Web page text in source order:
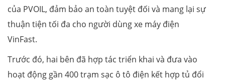
của PVOIL, đảm bảo an toàn tuyệt đối và mang lại sự
thuận tiện tối đa cho người dùng xe máy điện
VinFast.
Trước đó, hai bên đã hợp tác triển khai và đưa vào
hoạt động gần 400 trạm sạc ô tô điện kết hợp tủ đổi